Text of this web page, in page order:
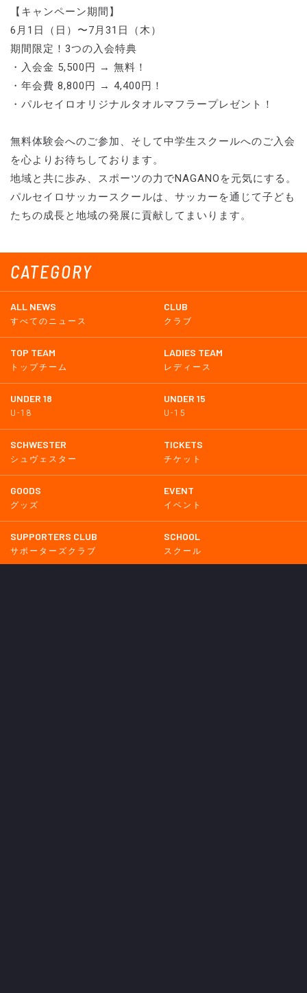
CATEGORY
ALL NEWS
すべてのニュース
CLUB
クラブ
TOP TEAM
トップチーム
LADIES TEAM
レディース
UNDER 18
U-18
UNDER 15
U-15
SCHWESTER
シュヴェスター
TICKETS
チケット
GOODS
グッズ
EVENT
イベント
SUPPORTERS CLUB
サポーターズクラブ
SCHOOL
スクール
【キャンペーン期間】
6⽉1⽇（⽇）〜7⽉31⽇（⽊）
期間限定！3つの⼊会特典
・⼊会⾦ 5,500円 → 無料！
・年会費 8,800円 → 4,400円！
・パルセイロオリジナルタオルマフラープレゼント！
無料体験会へのご参加、そして中学⽣スクールへのご⼊会
を⼼よりお待ちしております。
地域と共に歩み、スポーツの⼒でNAGANOを元気にする。
パルセイロサッカースクールは、サッカーを通じて⼦ども
たちの成⻑と地域の発展に貢献してまいります。